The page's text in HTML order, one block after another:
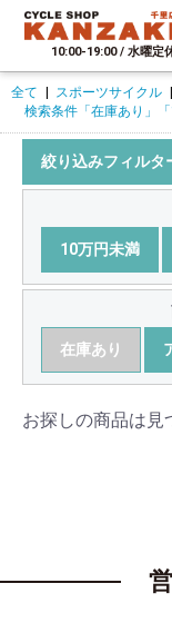
10:00-19:00 / 水曜定
全て スポーツサイクル
検索条件 「在庫あり」
絞り込みフィルタ
10万円未満
在庫あり
お探しの商品は見